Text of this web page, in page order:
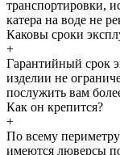
транспортировки,
катера на воде не
Каковы сроки
+
Гарантийный срок
изделии не
послужить вам
Как он крепится?
+
По всему
имеются люверсы